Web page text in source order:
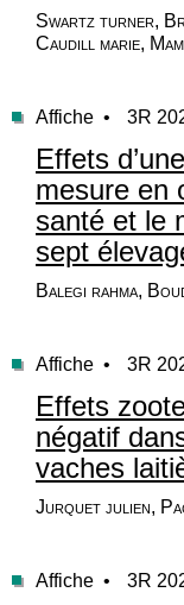
Swartz turner,
Caudill marie,
Affiche • 3R
Effets
mesure en
santé et le
sept
Balegi rahma,
Affiche • 3R
Effets
négatif
vaches
Jurquet julien,
Affiche • 3R